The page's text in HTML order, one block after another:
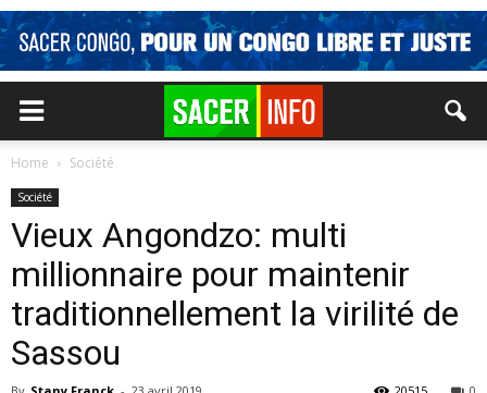
Home Société
Société
Vieux Angondzo: multi
millionnaire pour maintenir
traditionnellement la virilité de
Sassou